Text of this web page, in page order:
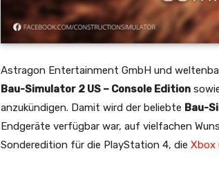
Astragon Entertainment GmbH und
Bau-Simulator 2 US – Console Edition
anzukündigen. Damit wird der beliebte Bau-
Endgeräte verfügbar war, auf vielfachen
Sonderedition für die PlayStation 4, die Xbox